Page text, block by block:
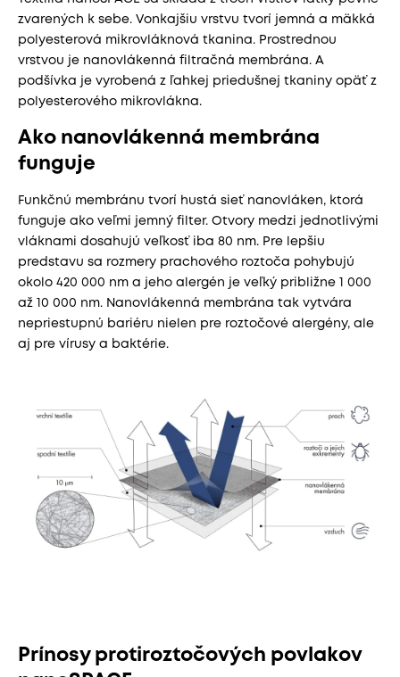
zvarených k sebe. Vonkajšiu vrstvu tvorí jemná a mäkká
polyesterová mikrovláknová tkanina. Prostrednou
vrstvou je nanovlákenná filtračná membrána. A
podšívka je vyrobená z ľahkej priedušnej tkaniny opäť z
polyesterového mikrovlákna.
Ako nanovlákenná membrána
funguje
Funkčnú membránu tvorí hustá sieť nanovláken, ktorá
funguje ako veľmi jemný filter. Otvory medzi jednotlivými
vláknami dosahujú veľkosť iba 80 nm. Pre lepšiu
predstavu sa rozmery prachového roztoča pohybujú
okolo 420 000 nm a jeho alergén je veľký približne 1 000
až 10 000 nm. Nanovlákenná membrána tak vytvára
nepriestupnú bariéru nielen pre roztočové alergény, ale
aj pre vírusy a baktérie.
Prínosy protiroztočových povlakov